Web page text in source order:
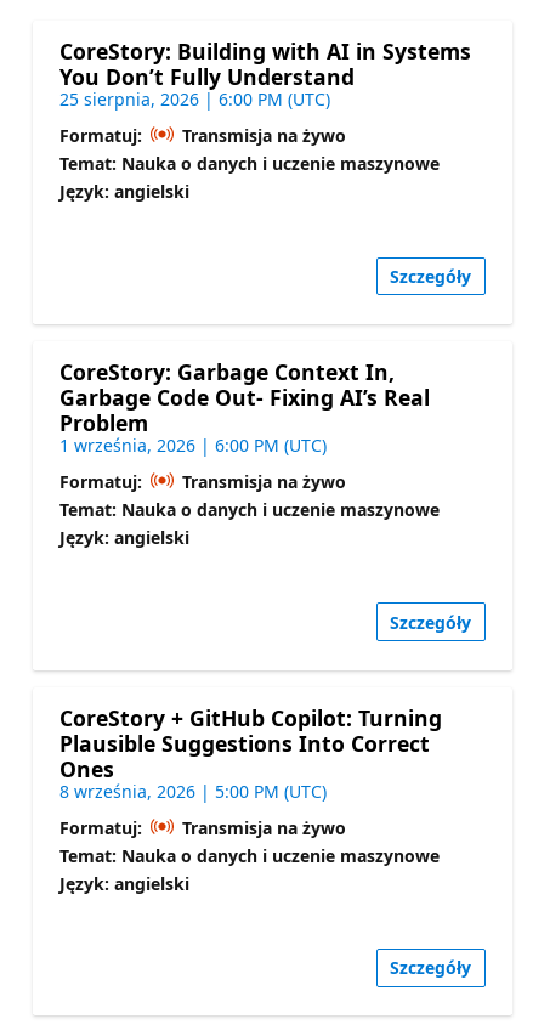
CoreStory: Building with AI in Systems
You Don’t Fully Understand
25 sierpnia, 2026 | 6:00 PM (UTC)
Formatuj:
Transmisja na żywo
Temat: Nauka o danych i uczenie maszynowe
Język: angielski
Szczegóły
CoreStory: Garbage Context In,
Garbage Code Out- Fixing AI’s Real
Problem
1 września, 2026 | 6:00 PM (UTC)
Formatuj:
Transmisja na żywo
Temat: Nauka o danych i uczenie maszynowe
Język: angielski
Szczegóły
CoreStory + GitHub Copilot: Turning
Plausible Suggestions Into Correct
Ones
8 września, 2026 | 5:00 PM (UTC)
Formatuj:
Transmisja na żywo
Temat: Nauka o danych i uczenie maszynowe
Język: angielski
Szczegóły